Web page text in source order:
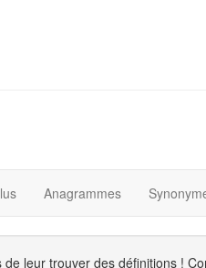
Anagrammes
leur trouver des définitions !